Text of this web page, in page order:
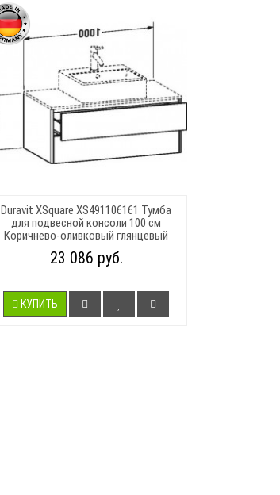
Duravit XSquare XS491106161 Тумба
для подвесной консоли 100 см
Коричнево-оливковый глянцевый
23 086 руб.
КУПИТЬ